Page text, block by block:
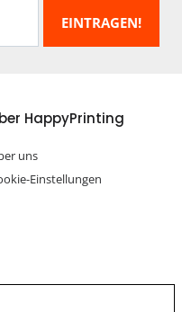
HappyPrinting
uns
Einstellungen